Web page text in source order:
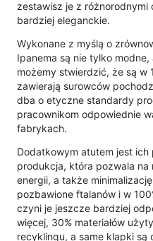
zestawisz je z
bardziej eleganckie.
Wykonane z myślą o
Ipanema są nie tylko
możemy stwierdzić, że są w
zawierają surowców
dba o etyczne standardy
pracownikom odpowiednie
fabrykach.
Dodatkowym atutem jest
produkcja, która pozwala
energii, a także
pozbawione ftalanów i w
czyni je jeszcze bardziej
więcej, 30% materiałów
recyklingu, a same klapki są